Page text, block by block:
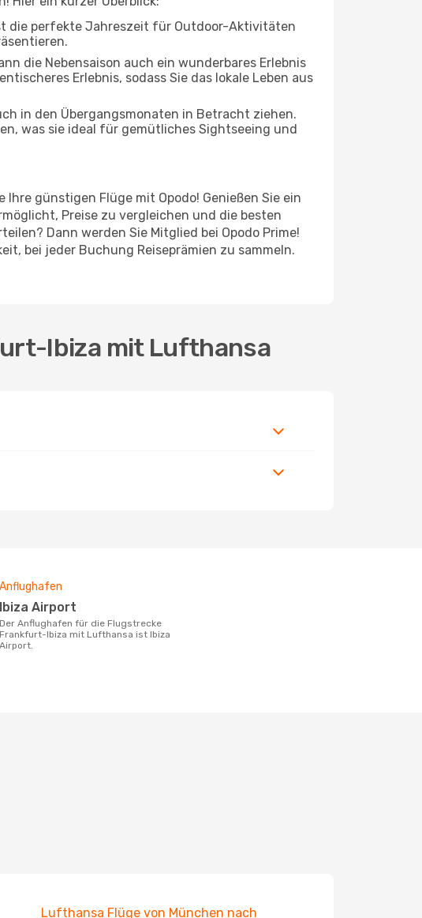
die perfekte Jahreszeit für Outdoor-Aktivitäten
die Nebensaison auch ein wunderbares Erlebnis
Erlebnis, sodass Sie das lokale Leben aus
in den Übergangsmonaten in Betracht ziehen.
was sie ideal für gemütliches Sightseeing und
günstigen Flüge mit Opodo! Genießen Sie ein
Preise zu vergleichen und die besten
Dann werden Sie Mitglied bei Opodo Prime!
bei jeder Buchung Reiseprämien zu sammeln.
Ibiza mit Lufthansa
Anflughafen
Ibiza Airport
Der Anflughafen für die Flugstrecke
Frankfurt-Ibiza mit Lufthansa ist Ibiza
Airport.
Lufthansa Flüge von München nach